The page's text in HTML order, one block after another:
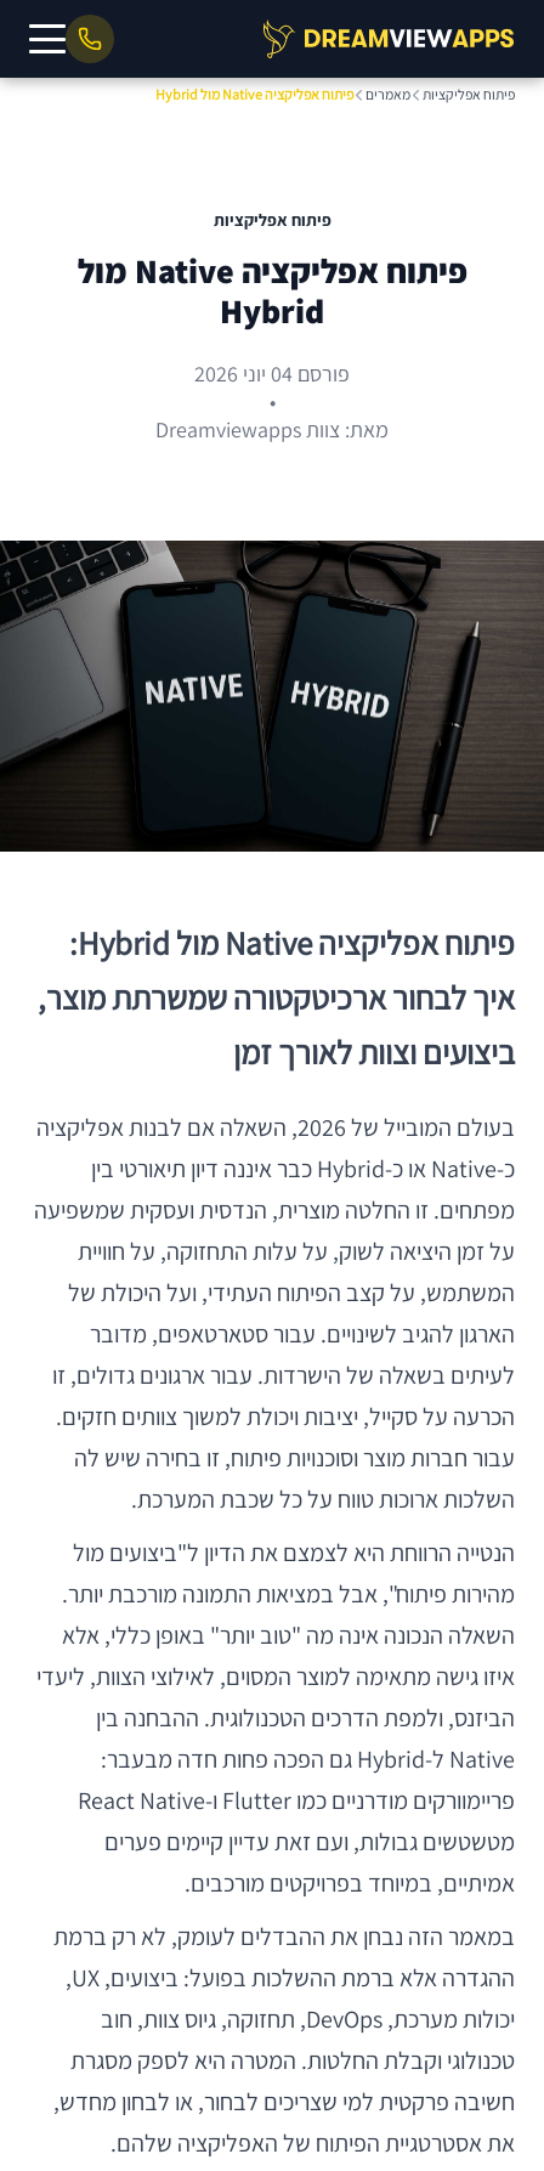
פיתוח אפליקציות מאמרים פיתוח אפליקציה Native מול Hybrid
פיתוח אפליקציות
פיתוח אפליקציה Native מול
Hybrid
פורסם 04 יוני 2026
•
מאת: צוות Dreamviewapps
פיתוח אפליקציה Native מול Hybrid:
איך לבחור ארכיטקטורה שמשרתת מוצר,
ביצועים וצוות לאורך זמן
בעולם המובייל של 2026, השאלה אם לבנות אפליקציה
כ-Native או כ-Hybrid כבר איננה דיון תיאורטי בין
מפתחים. זו החלטה מוצרית, הנדסית ועסקית שמשפיעה
על זמן היציאה לשוק, על עלות התחזוקה, על חוויית
המשתמש, על קצב הפיתוח העתידי, ועל היכולת של
הארגון להגיב לשינויים. עבור סטארטאפים, מדובר
לעיתים בשאלה של הישרדות. עבור ארגונים גדולים, זו
הכרעה על סקייל, יציבות ויכולת למשוך צוותים חזקים.
עבור חברות מוצר וסוכנויות פיתוח, זו בחירה שיש לה
השלכות ארוכות טווח על כל שכבת המערכת.
הנטייה הרווחת היא לצמצם את הדיון ל"ביצועים מול
מהירות פיתוח", אבל במציאות התמונה מורכבת יותר.
השאלה הנכונה אינה מה "טוב יותר" באופן כללי, אלא
איזו גישה מתאימה למוצר המסוים, לאילוצי הצוות, ליעדי
הביזנס, ולמפת הדרכים הטכנולוגית. ההבחנה בין
Native ל-Hybrid גם הפכה פחות חדה מבעבר:
פריימוורקים מודרניים כמו Flutter ו-React Native
מטשטשים גבולות, ועם זאת עדיין קיימים פערים
אמיתיים, במיוחד בפרויקטים מורכבים.
במאמר הזה נבחן את ההבדלים לעומק, לא רק ברמת
ההגדרה אלא ברמת ההשלכות בפועל: ביצועים, UX,
יכולות מערכת, DevOps, תחזוקה, גיוס צוות, חוב
טכנולוגי וקבלת החלטות. המטרה היא לספק מסגרת
חשיבה פרקטית למי שצריכים לבחור, או לבחון מחדש,
את אסטרטגיית הפיתוח של האפליקציה שלהם.